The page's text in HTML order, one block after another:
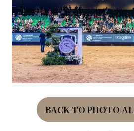
BACK TO PHOTO